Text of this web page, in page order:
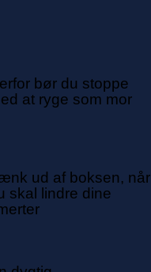
bør du stoppe
at ryge som mor
ud af boksen, når
skal lindre dine